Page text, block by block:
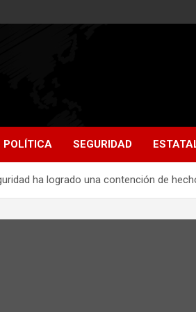
POLÍTICA SEGURIDAD
ha logrado una contención de